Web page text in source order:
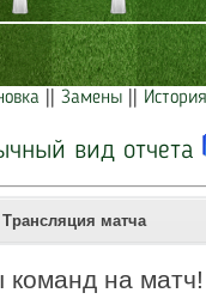
Замены
вид отчета
Трансляция матча
на матч!